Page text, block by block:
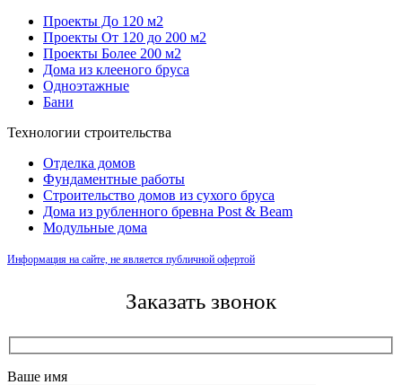
Проекты До 120 м2
Проекты От 120 до 200 м2
Проекты Более 200 м2
Дома из клееного бруса
Одноэтажные
Бани
Технологии строительства
Отделка домов
Фундаментные работы
Строительство домов из сухого бруса
Дома из рубленного бревна Post & Beam
Модульные дома
Информация на сайте, не является публичной офертой
Заказать звонок
Ваше имя